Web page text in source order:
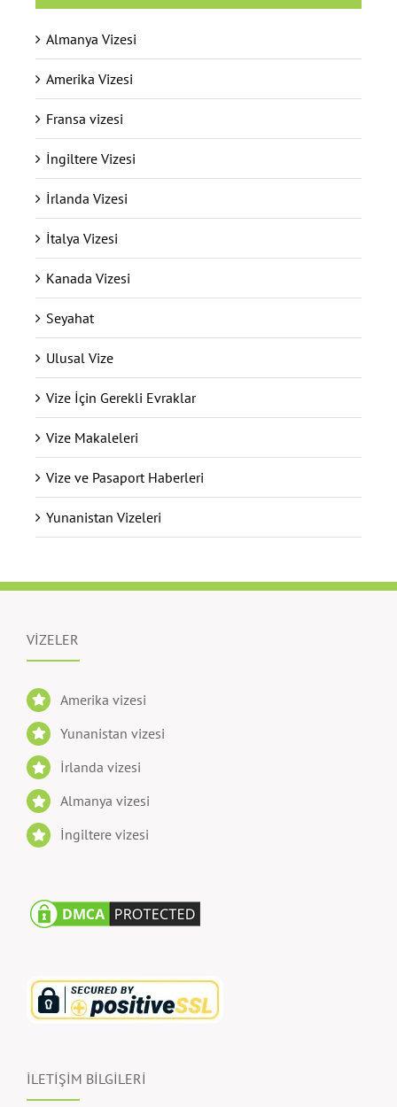
Almanya Vizesi
Amerika Vizesi
Fransa vizesi
İngiltere Vizesi
İrlanda Vizesi
İtalya Vizesi
Kanada Vizesi
Seyahat
Ulusal Vize
Vize İçin Gerekli Evraklar
Vize Makaleleri
Vize ve Pasaport Haberleri
Yunanistan Vizeleri
VİZELER
Amerika vizesi
Yunanistan vizesi
İrlanda vizesi
Almanya vizesi
İngiltere vizesi
İLETİŞİM BİLGİLERİ